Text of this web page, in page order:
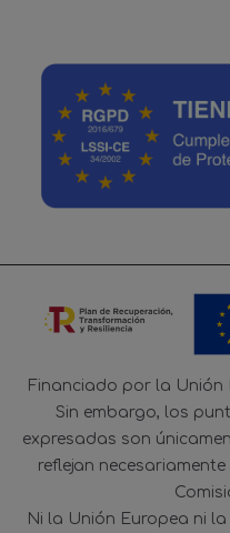
Financiado por la Unión
Sin embargo, los
expresadas son
reflejan
Ni la Unión Europea ni